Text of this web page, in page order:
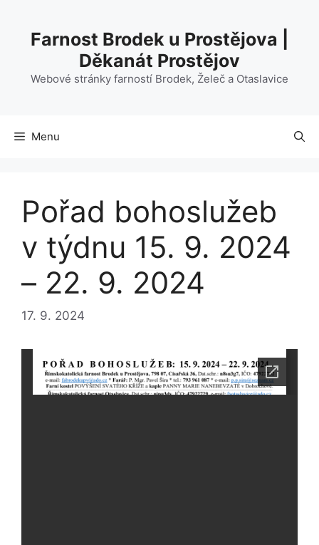
obsahFarnost Brodek u Prostějova |
Děkanát Prostějov
Webové stránky farností Brodek, Želeč a Otaslavice
Menu
Pořad bohoslužeb
v týdnu 15. 9. 2024
– 22. 9. 2024
17. 9. 2024